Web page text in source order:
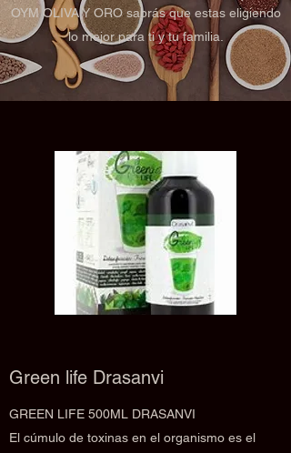
OYM OLIVA Y ORO sabrás que estas eligiendo
lo mejor para ti y tu familia.
Green life Drasanvi
GREEN LIFE 500ML DRASANVI
El cúmulo de toxinas en el organismo es el